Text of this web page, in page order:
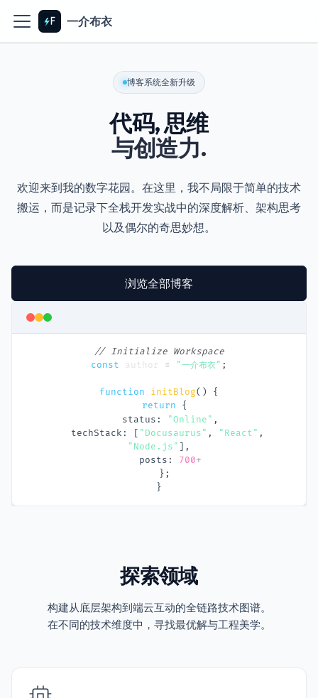
一介布衣
博客系统全新升级
代码, 思维
与创造力.
欢迎来到我的数字花园。在这里，我不局限于简单的技术
搬运，而是记录下全栈开发实战中的深度解析、架构思考
以及偶尔的奇思妙想。
浏览全部博客
// Initialize Workspace
const
author = "一介布衣" ;
function initBlog() {
return
{
status : "Online" ,
techStack : [ "Docusaurus" , "React"
"Node.js" ],
posts : 700+
} ;
}
探索领域
构建从底层架构到端云互动的全链路技术图谱。
在不同的技术维度中，寻找最优解与工程美学。